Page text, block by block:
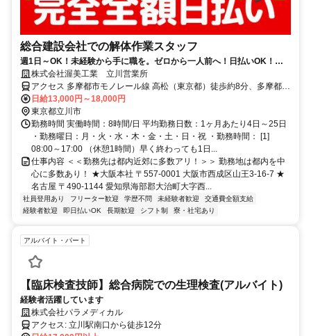
総合建設会社での解体作業スタッフ
週1日～OK！未経験から手に職を。ゼロから一人前へ！日払いOK！寮
完備◎入社祝い金3万円支給◎
株式会社渥美工業 立川営業所
アクセス 多摩都市モノレール線 高松（東京都）徒歩約8分、多摩都市
モノレール線 立飛南側改札口徒歩約11分、多摩都市モノレール線 泉
体育館徒歩約15分
日給13,000円～18,000円
東京都立川市
勤務時間 実働時間：8時間/日 平均勤務日数：1ヶ月あたり4日～25日
・勤務曜日：月・火・水・木・金・土・日・祝 ・勤務時間： [1]
08:00～17:00 （休憩1時間）早く終わっても1日...
仕事内容 ＜＜勤務先は都内近郊に多数アリ！＞＞ 勤務地は都内を中
心に多数あり！ ★大阪本社 〒557-0001 大阪市西成区山王3-16-7 ★
名古屋 〒490-1144 愛知県海部郡大治町大字西...
社員登用あり フリーター歓迎 学歴不問 未経験者歓迎
交通費全額支給
経験者歓迎
即日払いOK 長期歓迎 シフト制 寮・社宅あり
アルバイト・パート
【臨床検査技師】総合病院での生理検査(アルバイト)
経験者活躍しています
株式会社パラメディカル
アクセス: 立川駅南口から徒歩12分